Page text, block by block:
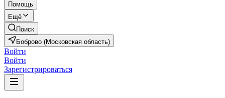
Помощь
Ещё
Поиск
Боброво (Московская область)
Войти
Войти
Зарегистрироваться